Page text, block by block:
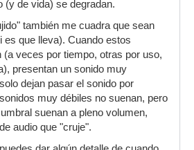
(y de vida) se degradan.
también me cuadra que sean
es que lleva). Cuando estos
(a veces por tiempo, otras por uso,
presentan un sonido muy
dejan pasar el sonido por
muy débiles no suenan, pero
suenan a pleno volumen,
audio que "cruje".